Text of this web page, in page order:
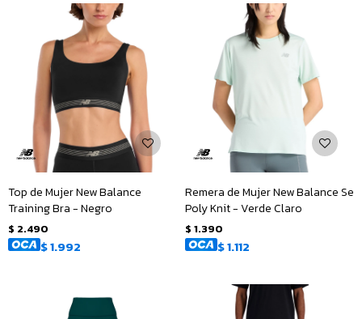
Top de Mujer New Balance
Training Bra - Negro
$ 2.490
$1.992
Remera de Mujer New Balance Se
Poly Knit - Verde Claro
$ 1.390
$1.112